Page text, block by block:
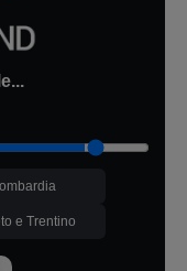
e Trentino